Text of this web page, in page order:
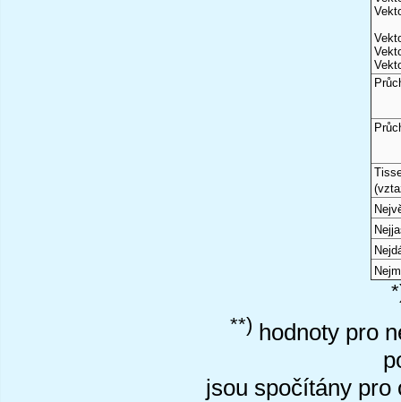
**) hodnoty pro
jsou spočítány pro